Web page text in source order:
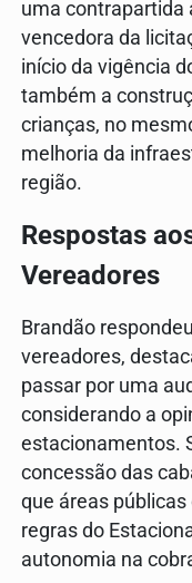
uma contrapartida
vencedora da
início da vigência
também a
crianças, no
melhoria da
região.
Respostas
Vereadores
Brandão
vereadores,
passar por uma
considerando a
estacionamentos.
concessão das
que áreas
regras do
autonomia na